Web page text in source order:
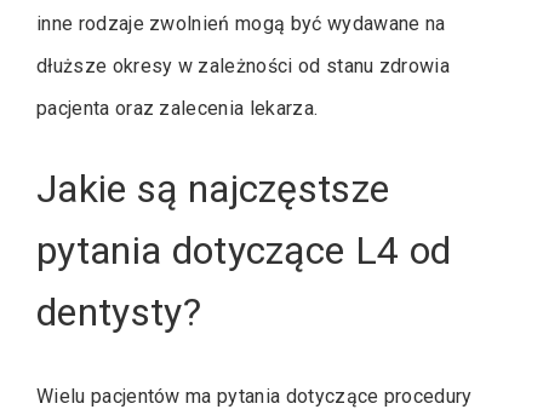
inne rodzaje zwolnień mogą być wydawane na
dłuższe okresy w zależności od stanu zdrowia
pacjenta oraz zalecenia lekarza.
Jakie są najczęstsze
pytania dotyczące L4 od
dentysty?
Wielu pacjentów ma pytania dotyczące procedury